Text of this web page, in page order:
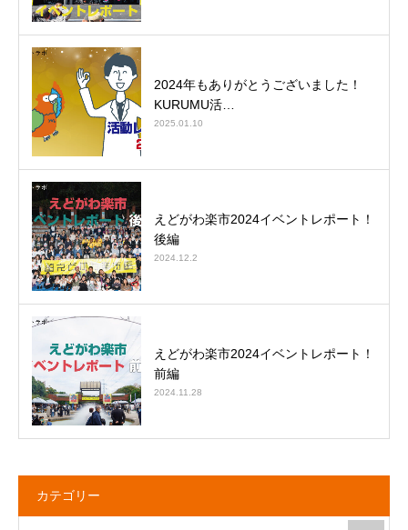
2024年もありがとうございました！
KURUMU活…
2025.01.10
えどがわ楽市2024イベントレポート！
後編
2024.12.2
えどがわ楽市2024イベントレポート！
前編
2024.11.28
カテゴリー